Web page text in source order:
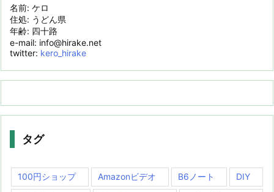
名前: ケロ
住処: うどん県
年齢: 四十路
e-mail: info@hirake.net
twitter: kero_hirake
タグ
100円ショップ Amazonビデオ B6ノート DIY